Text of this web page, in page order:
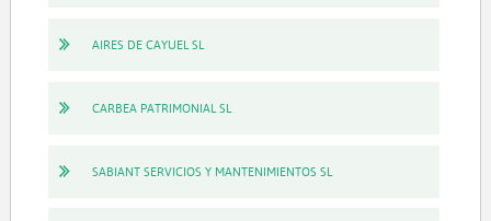
AIRES DE CAYUEL SL
CARBEA PATRIMONIAL SL
SABIANT SERVICIOS Y MANTENIMIENTOS SL